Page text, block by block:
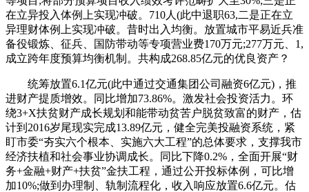
在立异投入体例上实现冲破。710人(此中退职63,二是正在立
异理财体例上实现冲破。昔时出入均衡。放置城市平易近兵准
备役锻炼、征兵、国防带动等专项营业费170万元;277万元、1,
成立跨年度预算均衡机制。共构成268.85亿元的优良资产？
统筹放置6.1亿元(此中通过交通集团公司融资6亿元)，推
进财产提质增效。同比增加73.86%。激发社会投资活力。环
绕3+X扶贫财产成长规划和能带动贫苦户脱贫致富的财产，估
计到2016岁尾现实完成13.89亿元，健全完美投融资系统，紧
盯市委“夯实六个根本、实施六大工程”的总体要求，支撑我市
经济扶植和社会事业协调成长。同比下降0.2%，全面开展“财
务+金融+财产+扶贫”金扶工程，通过公开投标体例，可比增
加10%;做到办理制、轨制流程化，收入响应放置6.6亿元。估